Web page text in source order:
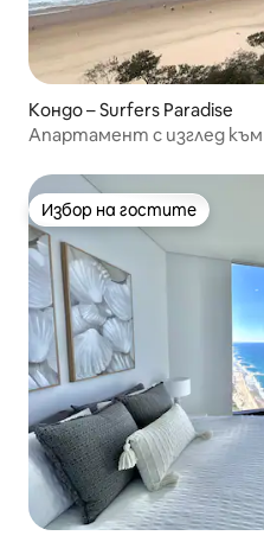
Кондо – Surfers Paradise
Апартамент с изглед
Избор на гостите
Избор на гостите